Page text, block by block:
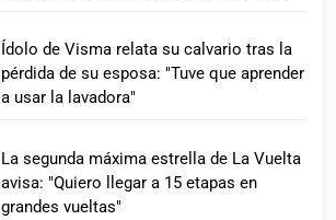
Ídolo de Visma relata su calvario tras la
pérdida de su esposa: "Tuve que aprender
a usar la lavadora"
La segunda máxima estrella de La Vuelta
avisa: "Quiero llegar a 15 etapas en
grandes vueltas"